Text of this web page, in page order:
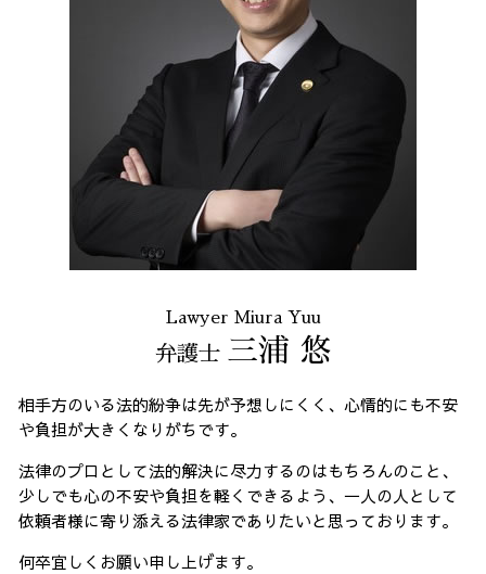
Lawyer Miura Yuu
弁護士 三浦 悠
相手方のいる法的紛争は先が予想しにくく、心情的にも不安
や負担が大きくなりがちです。
法律のプロとして法的解決に尽力するのはもちろんのこと、
少しでも心の不安や負担を軽くできるよう、一人の人として
依頼者様に寄り添える法律家でありたいと思っております。
何卒宜しくお願い申し上げます。